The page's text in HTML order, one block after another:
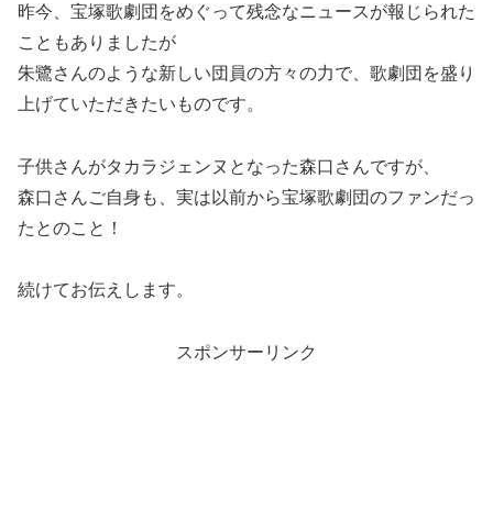
昨今、宝塚歌劇団をめぐって残念なニュースが報じられた
こともありましたが
朱鷺さんのような新しい団員の方々の力で、歌劇団を盛り
上げていただきたいものです。
子供さんがタカラジェンヌとなった森口さんですが、
森口さんご自身も、実は以前から宝塚歌劇団のファンだっ
たとのこと！
続けてお伝えします。
スポンサーリンク